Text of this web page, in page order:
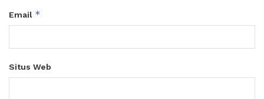
Email *
Situs Web